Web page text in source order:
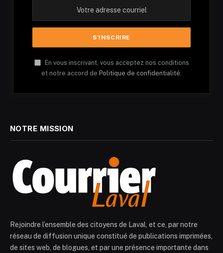
En vous inscrivant, vous acceptez nos conditions
et notre accord de Politique de confidentialité.
NOTRE MISSION
Rejoindre l’ensemble des citoyens de Laval, et ce, par notre
réseau de diffusion unique constitué de publications imprimées,
de sites web, de blogues, et par une présence importante dans